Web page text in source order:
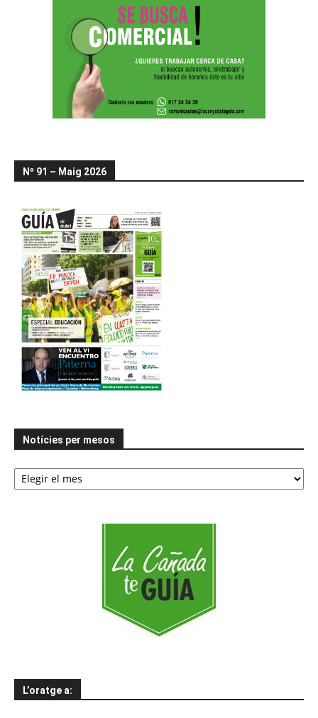
Nº 91 – Maig 2026
Notícies per mesos
Notícies
per
L’oratge a: